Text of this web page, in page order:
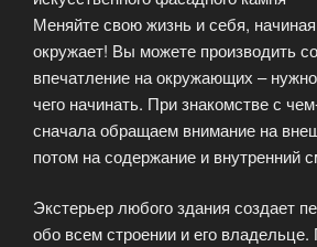
Меняйте свою жизнь и себя, начиная
окружает! Вы можете производить
впечатление на окружающих –
чего начинать. При знакомстве с
сначала обращаем внимание на
потом на содержание и внутренний
Экстерьер любого здания создает
обо всем строении и его